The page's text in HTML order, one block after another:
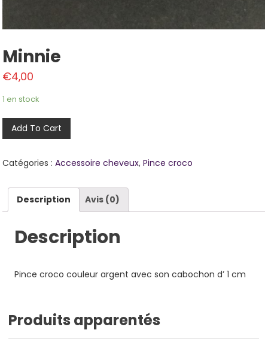
Minnie
€4,00
1 en stock
Add To Cart
Catégories :Accessoire cheveux,Pince croco
Description Avis (0)
Description
Pince croco couleur argent avec son cabochon d’ 1 cm
Produits apparentés